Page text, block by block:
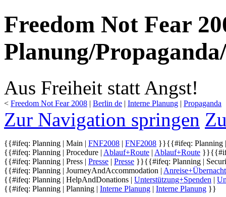
Freedom Not Fear
Planung/
Aus Freiheit statt Angst!
< Freedom Not Fear 2008 ‎ | Berlin de ‎ | Interne Planung ‎ | Propaganda
Zur Navigation springen
{{#ifeq: Planning | Main | FNF2008 | FNF2008 }}{{#ifeq: Planning
{{#ifeq: Planning | Procedure | Ablauf+Route | Ablauf+Route }}
{{#ifeq: Planning | Press | Presse | Presse }}{{#ifeq: Planning |
{{#ifeq: Planning | JourneyAndAccommodation |
{{#ifeq: Planning | HelpAndDonations | Unterstützung+Spenden |
{{#ifeq: Planning | Planning | Interne Planung | Interne Planung }}